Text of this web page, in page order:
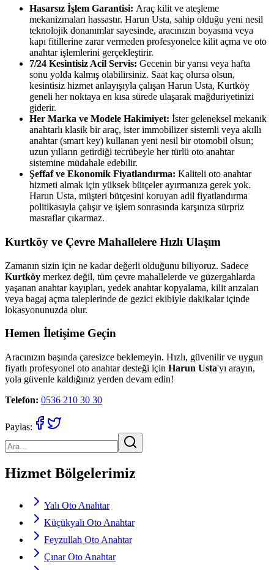
Hasarsız İşlem Garantisi: Araç kilit ve ateşleme
mekanizmaları hassastır. Harun Usta, sahip olduğu yeni nesil
teknolojik donanımlar sayesinde, aracınızın boyasına veya
kapı fitillerine zarar vermeden profesyonelce kilit açma ve oto
anahtar işlemlerini gerçekleştirir.
7/24 Kesintisiz Acil Servis: Gecenin bir yarısı veya hafta
sonu yolda kalmış olabilirsiniz. Saat kaç olursa olsun,
kesintisiz hizmet anlayışıyla çalışan Harun Usta, Kurtköy
geneli her noktaya en kısa sürede ulaşarak mağduriyetinizi
giderir.
Her Marka ve Modele Hakimiyet: İster geleneksel mekanik
anahtarlı klasik bir araç, ister immobilizer sistemli veya akıllı
anahtar (smart key) kullanan yeni nesil bir otomobil olsun;
uzun yılların getirdiği tecrübeyle her türlü oto anahtar
sistemine müdahale edebilir.
Şeffaf ve Ekonomik Fiyatlandırma: Kaliteli oto anahtar
hizmeti almak için yüksek bütçeler ayırmanıza gerek yok.
Harun Usta, müşteri bütçesini koruyan adil fiyatlandırma
politikasıyla çalışır ve işlem sonrasında karşınıza sürpriz
masraflar çıkarmaz.
Kurtköy ve Çevre Mahallelere Hızlı Ulaşım
Zamanın sizin için ne kadar değerli olduğunu biliyoruz. Sadece
Kurtköy merkez değil, tüm çevre mahallelerde ve güzergahlarda
yaşanan anahtar kayıpları, yedek anahtar kopyalama, kilit arızaları
veya bagaj açma taleplerinde de gezici ekibiyle dakikalar içinde
lokasyonunuzda olur.
Hemen İletişime Geçin
Aracınızın başında çaresizce beklemeyin. Hızlı, güvenilir ve uygun
fiyatlı profesyonel oto anahtar desteği için Harun Usta'yı arayın,
yola güvenle kaldığınız yerden devam edin!
Telefon: 0536 210 30 30
Paylas:
Hizmet Bölgelerimiz
Yalı Oto Anahtar
Küçükyalı Oto Anahtar
Feyzullah Oto Anahtar
Çınar Oto Anahtar